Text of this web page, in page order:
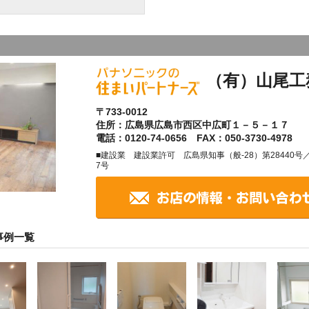
（有）山尾
〒733-0012
住所：広島県広島市西区中広町１－５－１７
電話：0120-74-0656 FAX：050-3730-4978
■建設業 建設業許可 広島県知事（般-28）第28440号
7号
例一覧